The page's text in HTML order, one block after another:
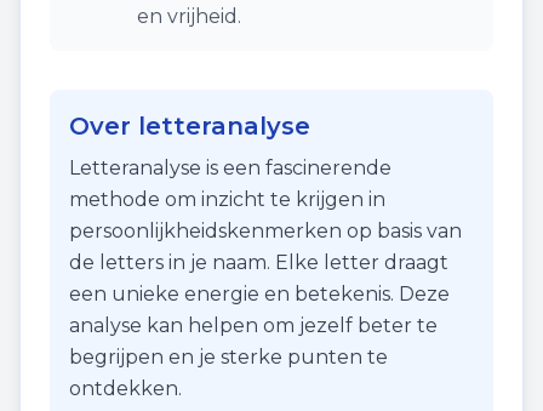
en vrijheid.
Over letteranalyse
Letteranalyse is een fascinerende
methode om inzicht te krijgen in
persoonlijkheidskenmerken op basis van
de letters in je naam. Elke letter draagt
een unieke energie en betekenis. Deze
analyse kan helpen om jezelf beter te
begrijpen en je sterke punten te
ontdekken.